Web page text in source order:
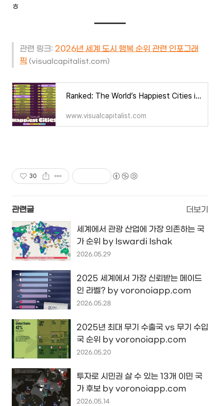
ㅎ
관련 링크: 2026년 세계 도시 행복 순위 관련 인포그래
픽 (visualcapitalist.com)
Ranked: The World’s Happiest Cities in 2026
www.visualcapitalist.com
30
관련글 더보기
세계에서 관광 산업에 가장 의존하는 국
가 순위 by Iswardi Ishak
2026.05.29
2025 세계에서 가장 신뢰받는 메이드
인 라벨? by voronoiapp.com
2026.05.28
2025년 최대 무기 수출국 vs 무기 수입
국 순위 by voronoiapp.com
2026.05.20
투자로 시민권 살 수 있는 13개 이민 국
가 후보 by voronoiapp.com
2026.05.14